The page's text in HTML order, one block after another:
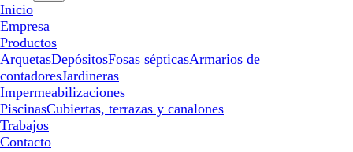
Inicio
Empresa
Productos
ArquetasDepósitosFosas sépticasArmarios de
contadoresJardineras
Impermeabilizaciones
PiscinasCubiertas, terrazas y canalones
Trabajos
Contacto